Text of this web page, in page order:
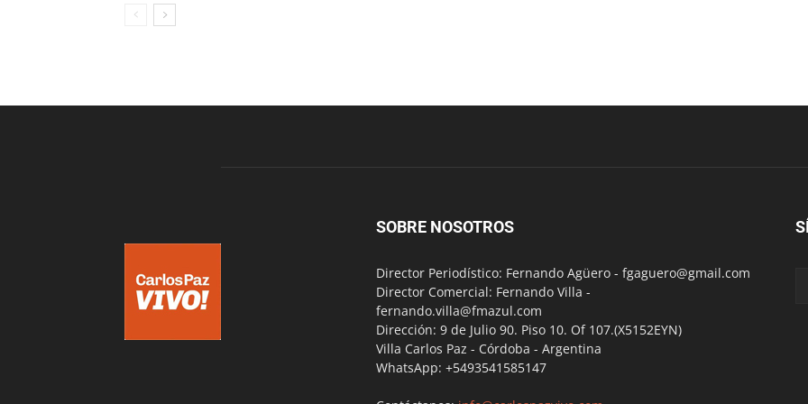
SOBRE NOSOTROS
Director Periodístico: Fernando Agüero - fgaguero@gmail.com
Director Comercial: Fernando Villa -
fernando.villa@fmazul.com
Dirección: 9 de Julio 90. Piso 10. Of 107.(X5152EYN)
Villa Carlos Paz - Córdoba - Argentina
WhatsApp: +5493541585147